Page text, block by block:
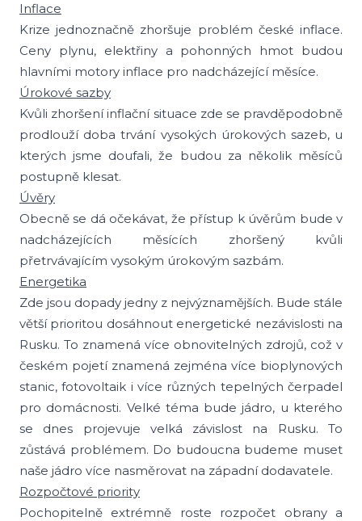
Inflace
Krize jednoznačně zhoršuje problém české inflace.
Ceny plynu, elektřiny a pohonných hmot budou
hlavními motory inflace pro nadcházející měsíce.
Úrokové sazby
Kvůli zhoršení inflační situace zde se pravděpodobně
prodlouží doba trvání vysokých úrokových sazeb, u
kterých jsme doufali, že budou za několik měsíců
postupně klesat.
Úvěry
Obecně se dá očekávat, že přístup k úvěrům bude v
nadcházejících měsících zhoršený kvůli
přetrvávajícím vysokým úrokovým sazbám.
Energetika
Zde jsou dopady jedny z nejvýznamějších. Bude stále
větší prioritou dosáhnout energetické nezávislosti na
Rusku. To znamená více obnovitelných zdrojů, což v
českém pojetí znamená zejména více bioplynových
stanic, fotovoltaik i více různých tepelných čerpadel
pro domácnosti. Velké téma bude jádro, u kterého
se dnes projevuje velká závislost na Rusku. To
zůstává problémem. Do budoucna budeme muset
naše jádro více nasměrovat na západní dodavatele.
Rozpočtové priority
Pochopitelně extrémně roste rozpočet obrany a